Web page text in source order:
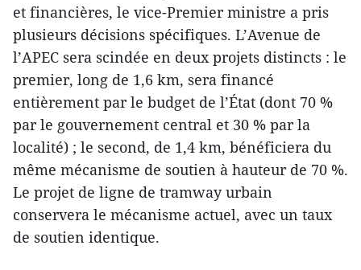
et financières, le vice-Premier ministre a pris
plusieurs décisions spécifiques. L’Avenue de
l’APEC sera scindée en deux projets distincts : le
premier, long de 1,6 km, sera financé
entièrement par le budget de l’État (dont 70 %
par le gouvernement central et 30 % par la
localité) ; le second, de 1,4 km, bénéficiera du
même mécanisme de soutien à hauteur de 70 %.
Le projet de ligne de tramway urbain
conservera le mécanisme actuel, avec un taux
de soutien identique.